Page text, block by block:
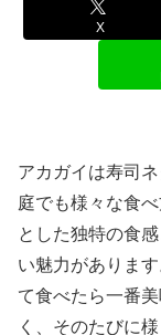
X
アカガイは寿司
庭でも様々な食
とした独特の食
い魅力がありま
て食べたら一番
く、そのたびに